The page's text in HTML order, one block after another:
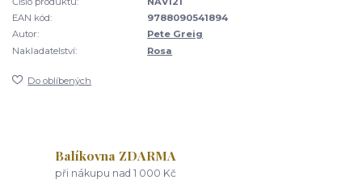
EAN kód:
9788090541894
Autor:
Pete Greig
Nakladatelství:
Rosa
Do oblíbených
Balíkovna ZDARMA
při nákupu nad 1 000 Kč